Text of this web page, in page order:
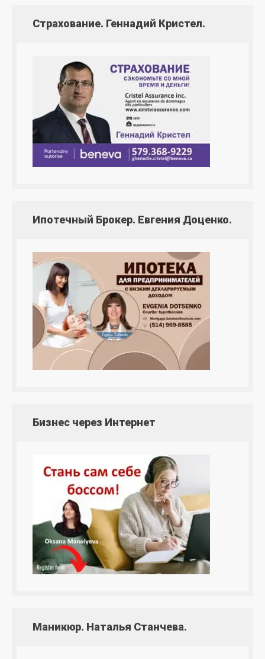
Страхование. Геннадий Кристел.
Ипотечный Брокер. Евгения Доценко.
Бизнес через Интернет
Маникюр. Наталья Станчева.